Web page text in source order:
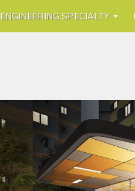
ENGINEERING SPECIALTY